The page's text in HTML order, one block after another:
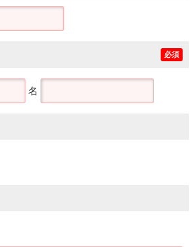
必須
名